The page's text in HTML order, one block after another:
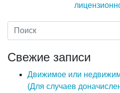
Свежие записи
Движимое или
(Для случаев